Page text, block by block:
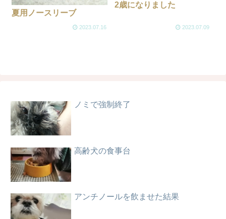
夏用ノースリーブ
2023.07.16
2歳になりました
2023.07.09
ノミで強制終了
高齢犬の食事台
アンチノールを飲ませた結果